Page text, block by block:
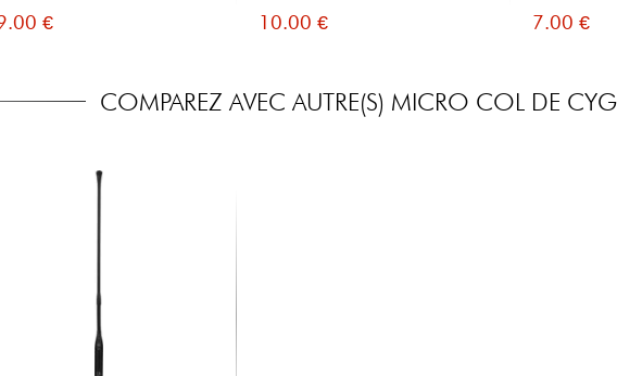
€ 10.00 € 7.00 €
COMPAREZ AVEC AUTRE(S) MICRO COL DE